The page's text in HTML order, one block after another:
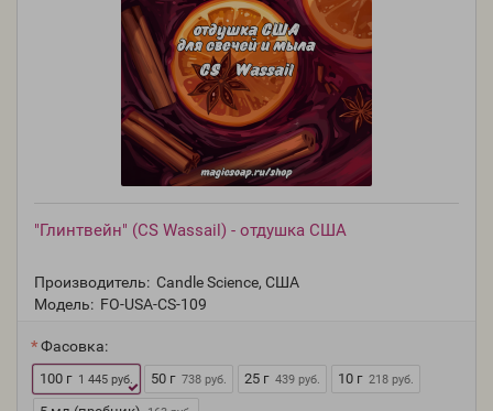
"Глинтвейн" (CS Wassail) - отдушка США
Производитель: Candle Science, США
Модель: FO-USA-CS-109
Фасовка:
100 г 1 445 руб. 50 г 738 руб. 25 г 439 руб. 10 г 218 руб.